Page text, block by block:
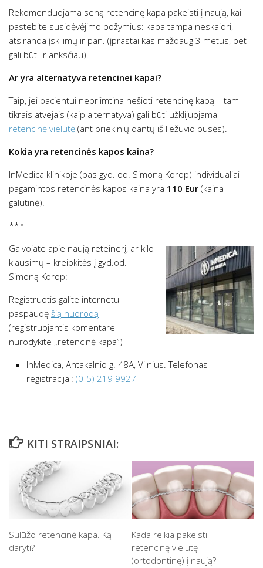
Rekomenduojama seną retencinę kapa pakeisti į naują, kai
pastebite susidėvėjimo požymius: kapa tampa neskaidri,
atsiranda įskilimų ir pan. (įprastai kas maždaug 3 metus, bet
gali būti ir anksčiau).
Ar yra alternatyva retencinei kapai?
Taip, jei pacientui nepriimtina nešioti retencinę kapą – tam
tikrais atvejais (kaip alternatyva) gali būti užklijuojama
retencinė vielutė (ant priekinių dantų iš liežuvio pusės).
Kokia yra retencinės kapos kaina?
InMedica klinikoje (pas gyd. od. Simoną Korop) individualiai
pagamintos retencinės kapos kaina yra 110 Eur (kaina
galutinė).
***
Galvojate apie naują reteinerį, ar kilo
klausimų – kreipkitės į gyd.od.
Simoną Korop:
Registruotis galite internetu
paspaudę šią nuorodą
(registruojantis komentare
nurodykite „retencinė kapa”)
InMedica, Antakalnio g. 48A, Vilnius. Telefonas
registracijai: (0-5) 219 9927
KITI STRAIPSNIAI:
Sulūžo retencinė kapa. Ką
daryti?
Kada reikia pakeisti
retencinę vielutę
(ortodontinę) į naują?